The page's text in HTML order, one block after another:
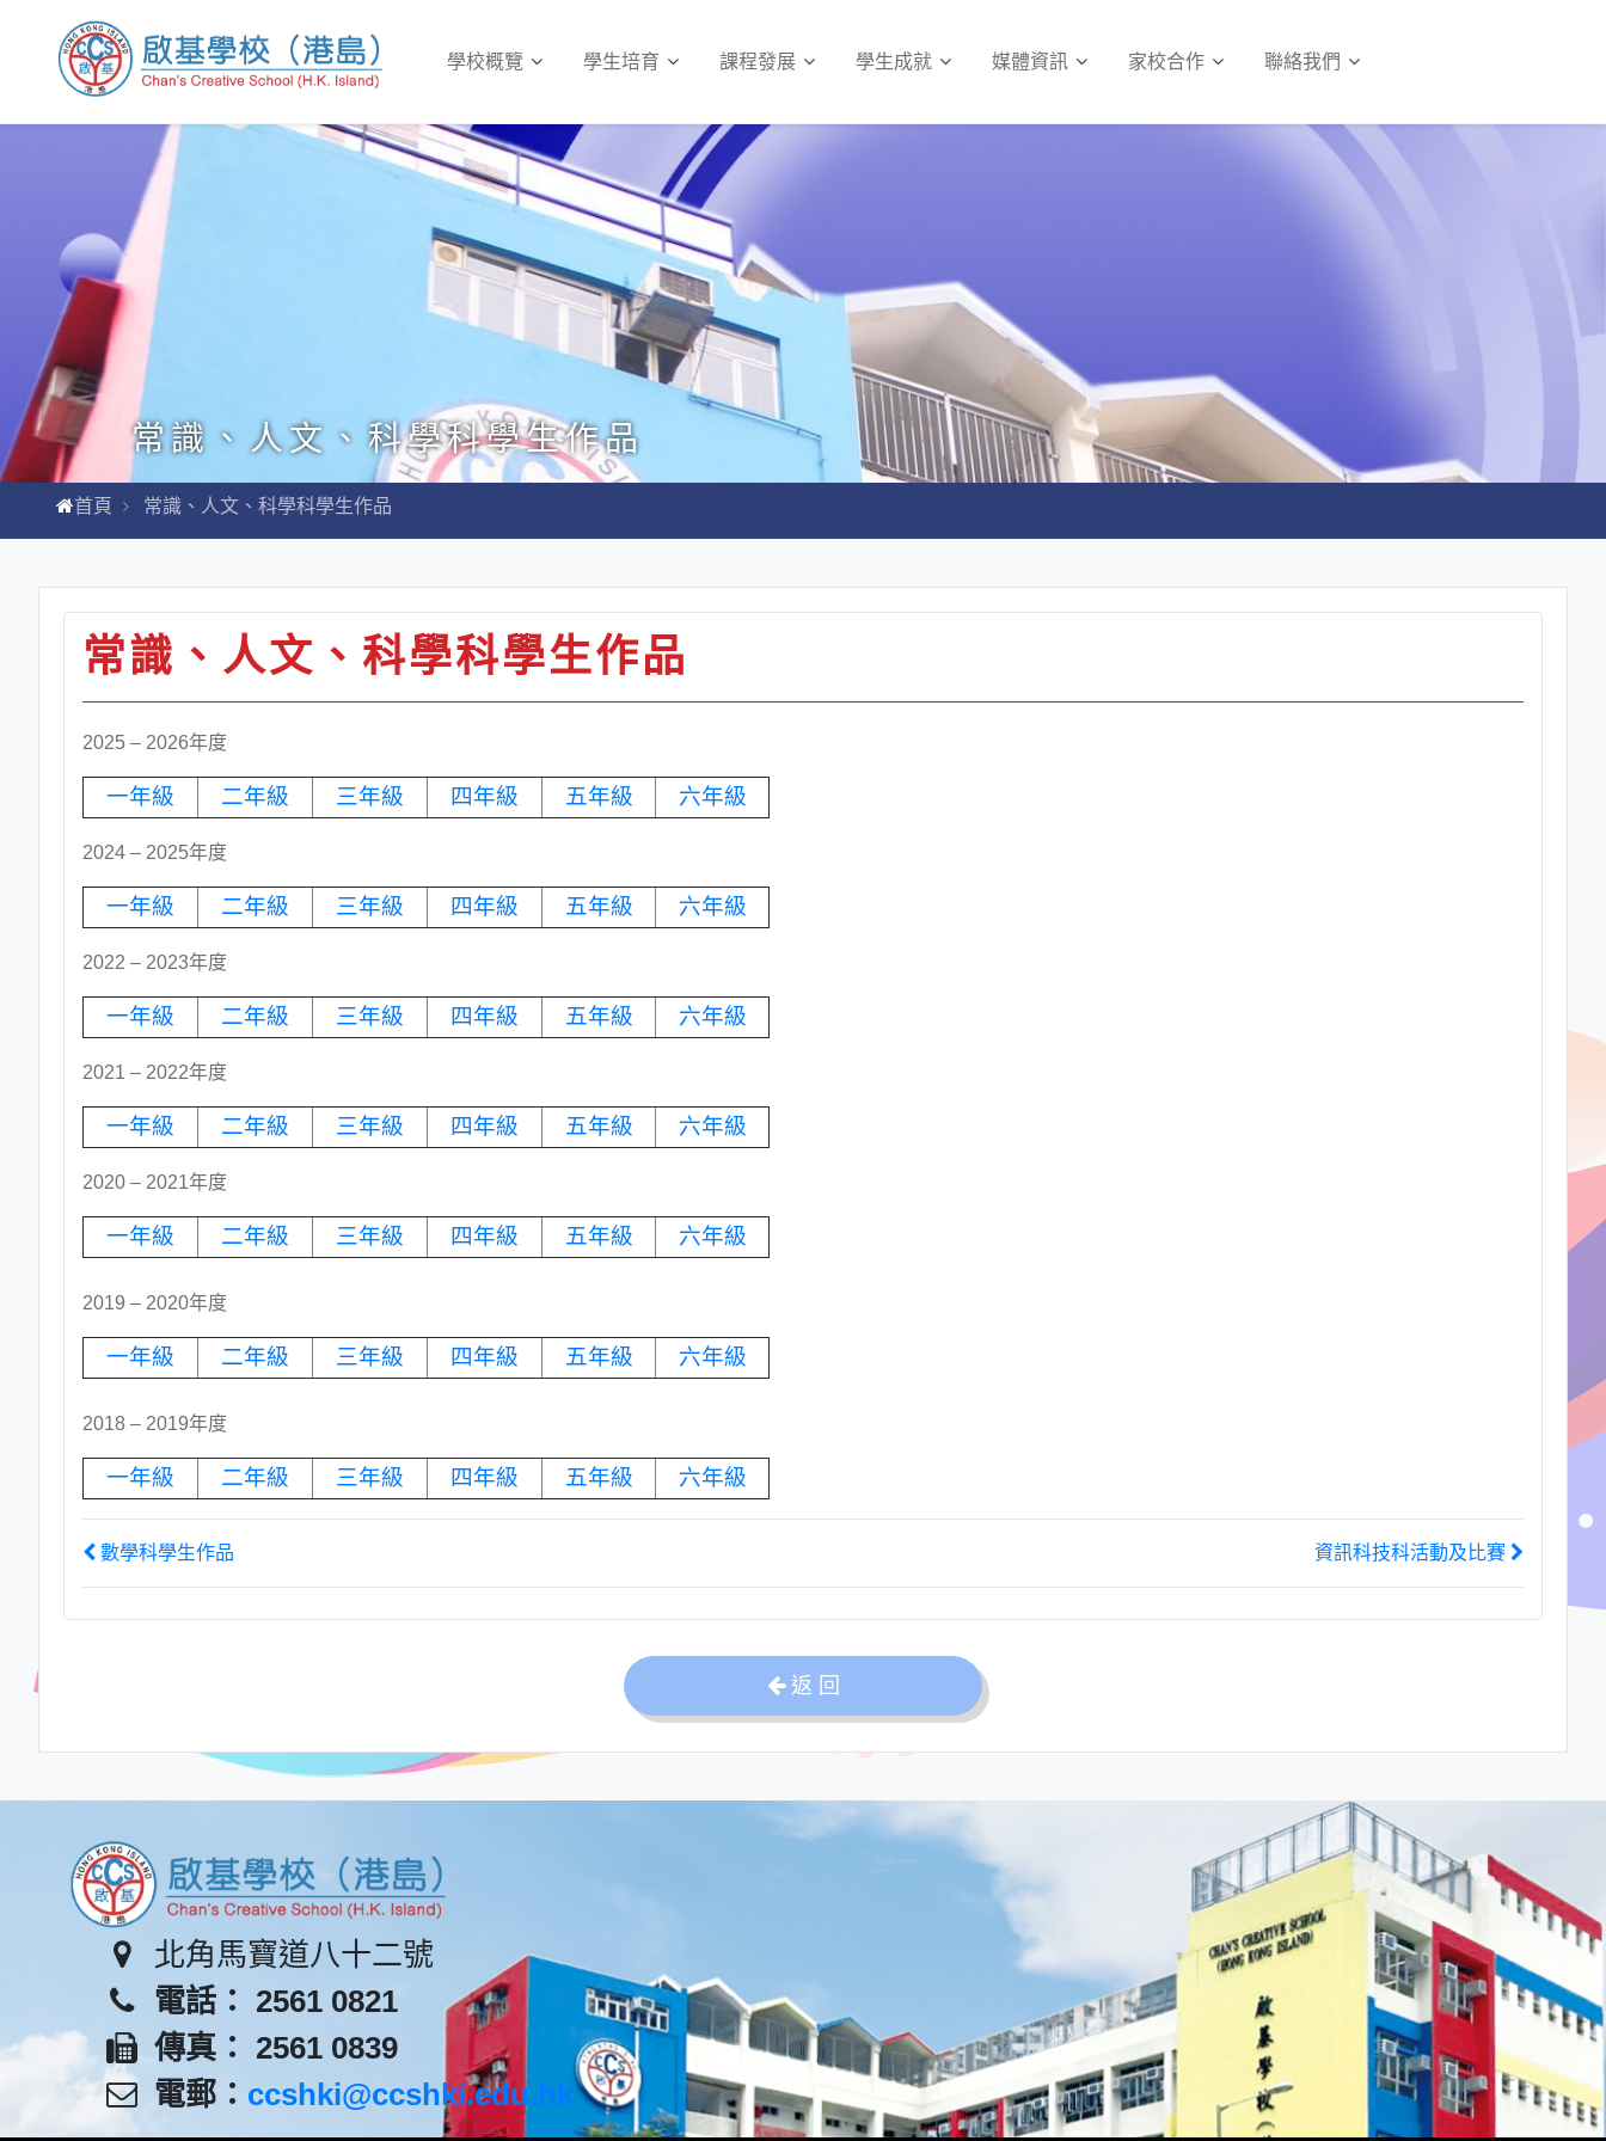
學校概覽 學生培育 課程發展 學生成就 媒體資訊 家校合作 聯絡我們
常識、人文、科學科學生作品
首頁 常識、人文、科學科學生作品
常識、人文、科學科學生作品
2025 – 2026年度
一年級 二年級 三年級 四年級 五年級 六年級
2024 – 2025年度
一年級 二年級 三年級 四年級 五年級 六年級
2022 – 2023年度
一年級 二年級 三年級 四年級 五年級 六年級
2021 – 2022年度
一年級 二年級 三年級 四年級 五年級 六年級
2020 – 2021年度
一年級 二年級 三年級 四年級 五年級 六年級
2019 – 2020年度
一年級 二年級 三年級 四年級 五年級 六年級
2018 – 2019年度
一年級 二年級 三年級 四年級 五年級 六年級
數學科學生作品 資訊科技科活動及比賽
返 回
北角馬寶道八十二號
電話： 2561 0821
傳真： 2561 0839
電郵： ccshki@ccshki.edu.hk